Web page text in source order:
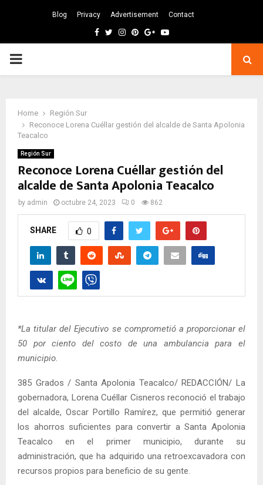
Blog Privacy Advertisement Contact
Facebook
TwitterInstagram
Pinterest
GoogleYoutube
PRIMARY
Home
Región Sur
Reconoce Lorena Cuéllar gestión del alcalde de Santa Apolonia
Teacalco
Región Sur
Reconoce Lorena Cuéllar gestión del
alcalde de Santa Apolonia Teacalco
by admin octubre 24, 2023 0 862
SHARE 0
*La titular del Ejecutivo se comprometió a proporcionar el
50 por ciento del costo de una ambulancia para el
municipio
385 Grados / Santa Apolonia Teacalco/ REDACCIÓN/ La
gobernadora, Lorena Cuéllar Cisneros reconoció el trabajo
del alcalde, Oscar Portillo Ramírez, que permitió generar
los ahorros suficientes para convertir a Santa Apolonia
Teacalco en el primer municipio, durante su
administración, que ha adquirido una retroexcavadora con
recursos propios para beneficio de su gente.